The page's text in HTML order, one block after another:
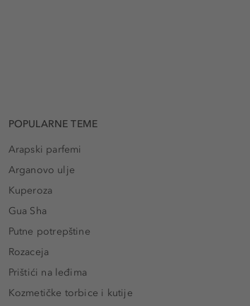
POPULARNE TEME
Arapski parfemi
Arganovo ulje
Kuperoza
Gua Sha
Putne potrepštine
Rozaceja
Prištići na leđima
Kozmetičke torbice i kutije